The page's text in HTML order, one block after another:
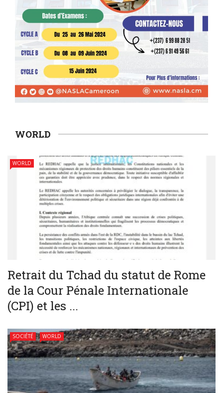
WORLD
WORLD
Retrait du Tchad du statut de Rome
de la Cour Pénale Internationale
(CPI) et les ...
SOCIÉTÉ WORLD